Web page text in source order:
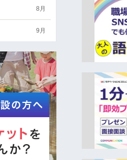
8月
9月